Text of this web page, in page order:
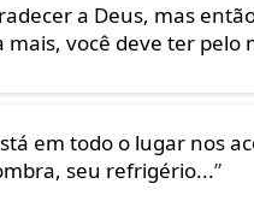
a Deus, mas
você deve ter
em todo o lugar nos
seu refrigério...”